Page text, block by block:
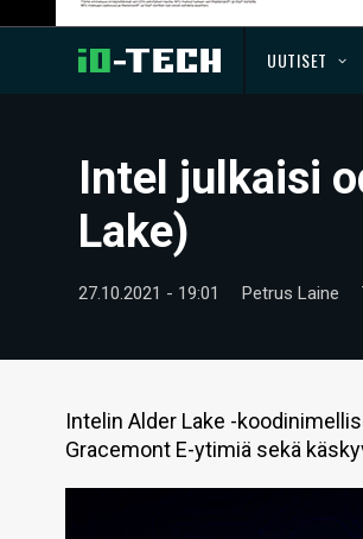
UUTISET
Intel julkaisi
Lake)
27.10.2021 - 19:01 Petrus Laine
Intelin Alder Lake -
Gracemont E-ytimiä sekä